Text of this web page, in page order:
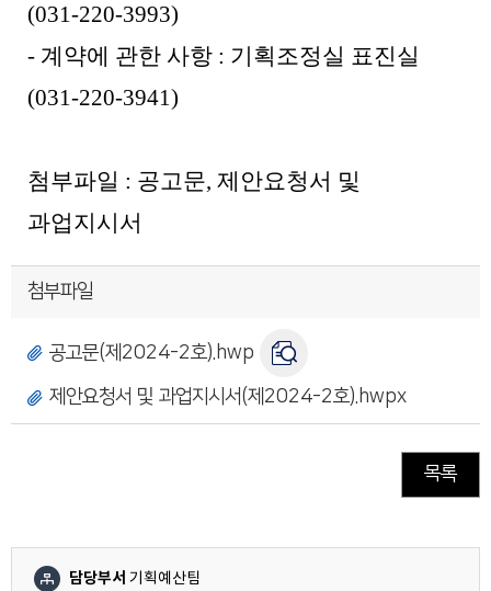
(031-220-3993)
- 계약에 관한 사항 : 기획조정실 표진실
(031-220-3941)
첨부파일 : 공고문, 제안요청서 및
과업지시서
첨부파일
공고문(제2024-2호).hwp
제안요청서 및 과업지시서(제2024-2호).hwpx
목록
담당부서 기획예산팀